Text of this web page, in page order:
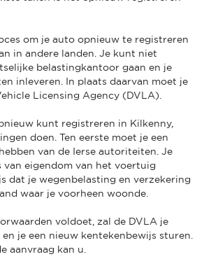
om je auto opnieuw te registreren
in andere landen. Je kunt niet
belastingkantoor gaan en je
inleveren. In plaats daarvan moet je
Licensing Agency (DVLA).
kunt registreren in Kilkenny,
doen. Ten eerste moet je een
van de Ierse autoriteiten. Je
van eigendom van het voertuig
dat je wegenbelasting en verzekering
waar je voorheen woonde.
voldoet, zal de DVLA je
je een nieuw kentekenbewijs sturen.
aanvraag kan u.